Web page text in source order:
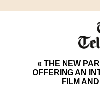
« THE NEW
OFFERING AN
FILM